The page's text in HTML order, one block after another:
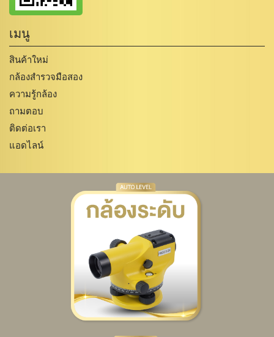
เมนู
สินค้าใหม่
กล้องสำรวจมือสอง
ความรู้กล้อง
ถามตอบ
ติดต่อเรา
แอดไลน์